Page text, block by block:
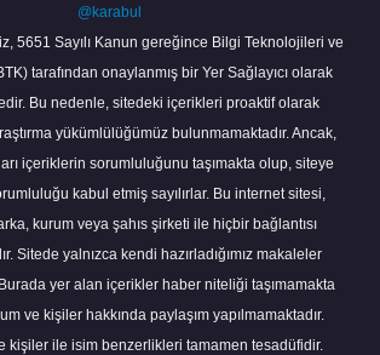
@karabul
5651 Sayılı Kanun gereğince Bilgi Teknolojileri ve
tarafından onaylanmış bir Yer Sağlayıcı olarak
Bu nedenle, sitedeki içerikleri proaktif olarak
yükümlülüğümüz bulunmamaktadır. Ancak,
içeriklerin sorumluluğunu taşımakta olup, siteye
kabul etmiş sayılırlar. Bu internet sitesi,
kurum veya şahıs şirketi ile hiçbir bağlantısı
Sitede yalnızca kendi hazırladığımız makaleler
yer alan içerikler haber niteliği taşımamakta
ve kişiler hakkında paylaşım yapılmamaktadır.
kişiler ile isim benzerlikleri tamamen tesadüfidir.